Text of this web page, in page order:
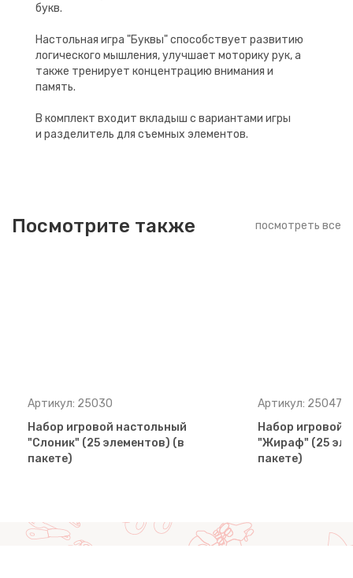
букв.
Настольная игра "Буквы" способствует развитию
логического мышления, улучшает моторику рук, а
также тренирует концентрацию внимания и
память.
В комплект входит вкладыш с вариантами игры
и разделитель для съемных элементов.
Посмотрите также посмотреть все
Артикул: 25030
Набор игровой настольный
"Слоник" (25 элементов) (в
пакете)
Артикул: 25047
Набор игровой
"Жираф" (25
пакете)